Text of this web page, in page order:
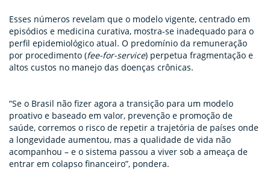
Esses números revelam que o modelo vigente, centrado em
episódios e medicina curativa, mostra-se inadequado para o
perfil epidemiológico atual. O predomínio da remuneração
por procedimento (fee-for-service) perpetua fragmentação e
altos custos no manejo das doenças crônicas.
“Se o Brasil não fizer agora a transição para um modelo
proativo e baseado em valor, prevenção e promoção de
saúde, corremos o risco de repetir a trajetória de países onde
a longevidade aumentou, mas a qualidade de vida não
acompanhou – e o sistema passou a viver sob a ameaça de
entrar em colapso financeiro”, pondera.